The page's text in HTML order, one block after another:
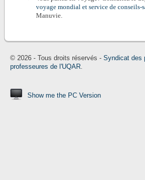
voyage mondial et service de conseils-
Manuvie.
© 2026 - Tous droits réservés - Syndicat des
professeures de l'UQAR.
Show me the PC Version